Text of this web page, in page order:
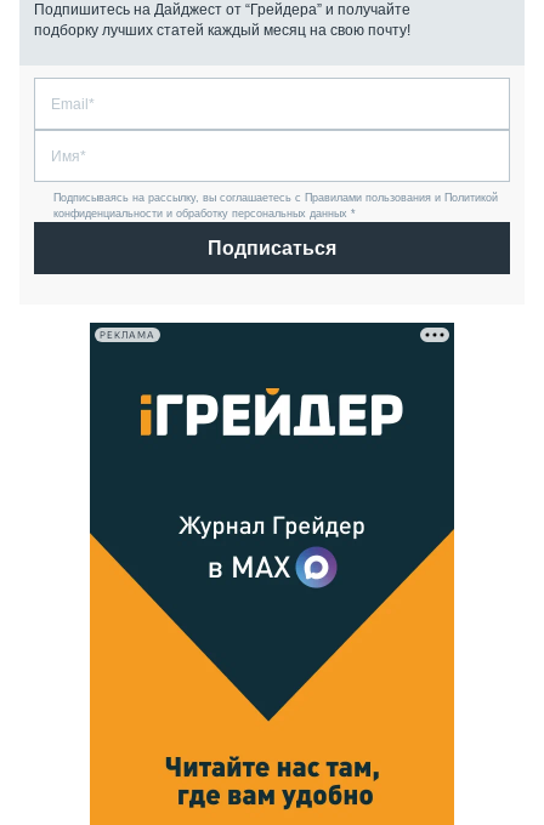
Подпишитесь на Дайджест от “Грейдера” и получайте
подборку лучших статей каждый месяц на свою почту!
Подписываясь на рассылку, вы соглашаетесь с Правилами пользования и Политикой
конфиденциальности и обработку персональных данных *
Подписаться
РЕКЛАМА